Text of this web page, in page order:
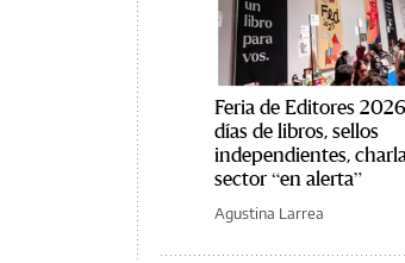
Feria de Editores
días de libros, sellos
independientes,
sector “en alerta”
Agustina Larrea